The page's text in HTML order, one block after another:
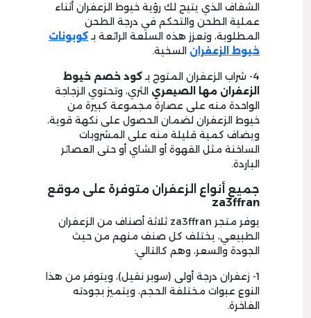
الشفاف الذي يتيح لك رؤية خيوط الزعفران أثناء
عملية الطحن والتحكم في درجة الطحن
المطلوبة، وتعزز هذه السلعة الرائعة بـكوبونات
خيوط الزعفران السخية.
4- شراب الزعفران المتوج بـ
كود خصم خيوط
الزعفران مها الصيعري الثري، وتحتوي الزجاجة
الواحدة منه على عصارة مجموعة كبيرة من
خيوط الزعفران لضمان الحصول على نكهة قوية،
ويضاف كمية قليلة منه على المشروبات
الساخنة مثل القهوة أو الشاي أو حتى العصائر
الباردة.
جميع أنواع الزعفران متوفرة على موقع
za3ffran
يوفر متجر za3ffran ثلاثة أصناف من الزعفران
الطبيعي، يختلف كل صنف منهم من حيث
الجودة والسعر، وهم كالتالي:
1- زعفران درجة أولى (سوبر نقيل)، ويتوفر من هذا
النوع عبوات مختلفة الحجم، ويتميز بجودته
الفاخرة.